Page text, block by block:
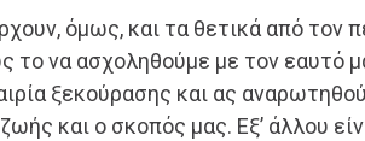
όμως, και τα θετικά από τον
το να ασχοληθούμε με τον εαυτό
ξεκούρασης και ας
και ο σκοπός μας. Εξ’ άλλου